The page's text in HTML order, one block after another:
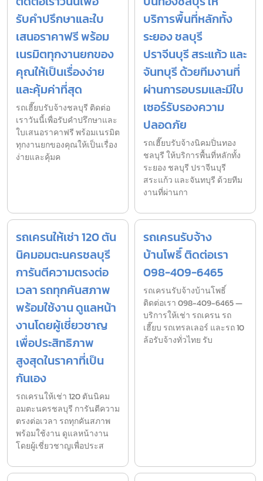
รับคำปรึกษาและใบ
เสนอราคาฟรี พร้อม
เนรมิตทุกงานยกของ
คุณให้เป็นเรื่องง่าย
และคุ้มค่าที่สุด
รถเฮี๊ยบรับจ้างชลบุรี ติดต่อ
เราวันนี้เพื่อรับคำปรึกษาและ
ใบเสนอราคาฟรี พร้อมเนรมิต
ทุกงานยกของคุณให้เป็นเรื่อง
ง่ายและคุ้มค
บริการพื้นที่หลักทั้ง
ระยอง ชลบุรี
ปราจีนบุรี สระแก้ว และ
จันทบุรี ด้วยทีมงานที่
ผ่านการอบรมและมีใบ
เซอร์รับรองความ
ปลอดภัย
รถเฮี๊ยบรับจ้างนิคมปิ่นทอง
ชลบุรี ให้บริการพื้นที่หลักทั้ง
ระยอง ชลบุรี ปราจีนบุรี
สระแก้ว และจันทบุรี ด้วยทีม
งานที่ผ่านกา
รถเครนให้เช่า 120 ตัน
นิคมอมตะนครชลบุรี
การันตีความตรงต่อ
เวลา รถทุกคันสภาพ
พร้อมใช้งาน ดูแลหน้า
งานโดยผู้เชี่ยวชาญ
เพื่อประสิทธิภาพ
สูงสุดในราคาที่เป็น
กันเอง
รถเครนให้เช่า 120 ตันนิคม
อมตะนครชลบุรี การันตีความ
ตรงต่อเวลา รถทุกคันสภาพ
พร้อมใช้งาน ดูแลหน้างาน
โดยผู้เชี่ยวชาญเพื่อประส
รถเครนรับจ้าง
บ้านโพธิ์ ติดต่อเรา
098-409-6465
รถเครนรับจ้างบ้านโพธิ์
ติดต่อเรา 098-409-6465 —
บริการให้เช่า รถเครน รถ
เฮี๊ยบ รถเทรลเลอร์ และรถ 10
ล้อรับจ้างทั่วไทย รับ